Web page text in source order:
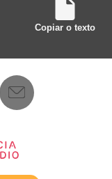
Copiar o texto